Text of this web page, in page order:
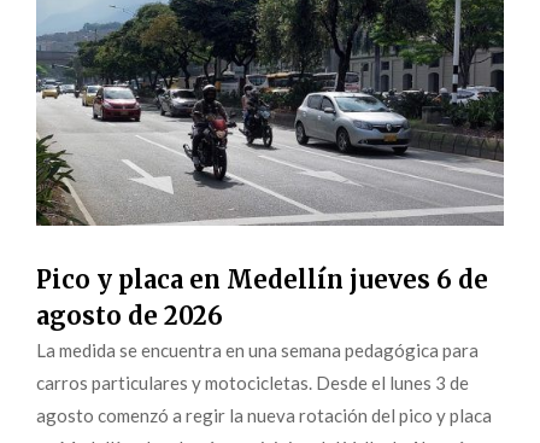
Pico y placa en Medellín jueves 6 de
agosto de 2026
La medida se encuentra en una semana pedagógica para
carros particulares y motocicletas. Desde el lunes 3 de
agosto comenzó a regir la nueva rotación del pico y placa